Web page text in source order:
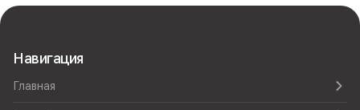
Навигация
Главная